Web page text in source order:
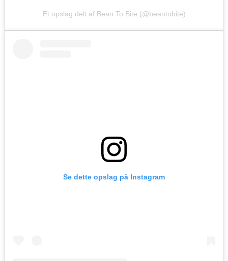
Et opslag delt af Bean To Bite (@beantobite)
Se dette opslag på Instagram